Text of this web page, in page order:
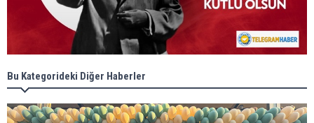
Bu Kategorideki Diğer Haberler